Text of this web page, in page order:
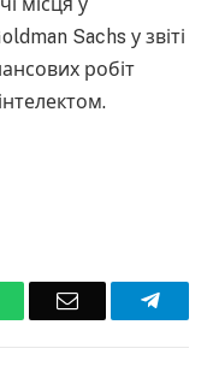
Sachs у звіті
робіт
Email